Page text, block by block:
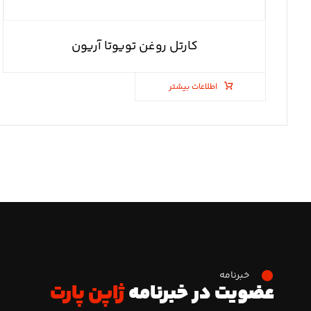
کارتل روغن تویوتا آریون
اطلاعات بیشتر
خبرنامه
عضویت در خبرنامهژاپن پارت